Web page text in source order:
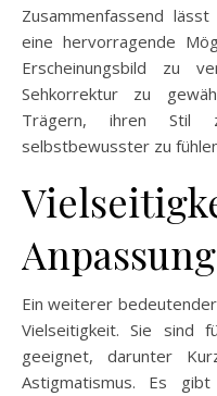
Zusammenfassend
eine hervorragende
Erscheinungsbild zu
Sehkorrektur zu
Trägern, ihren Stil
selbstbewusster zu
Ein weiterer
Vielseitigkeit. Sie sind
geeignet, darunter
Astigmatismus. Es